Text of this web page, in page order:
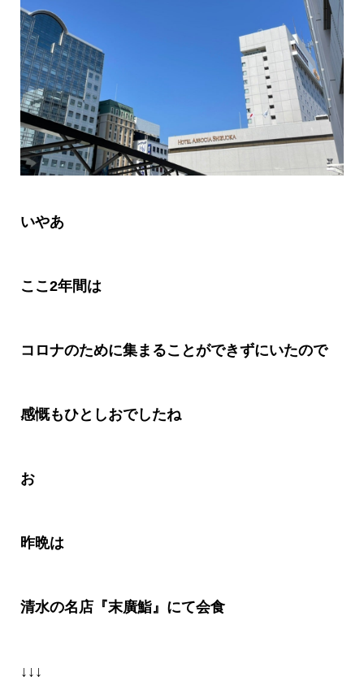
いやあ
ここ 2年間は
コロナのために集まることができずにいたので
感慨もひとしおでしたね
お
昨晩は
清水の名店『末廣鮨』にて会食
↓↓↓